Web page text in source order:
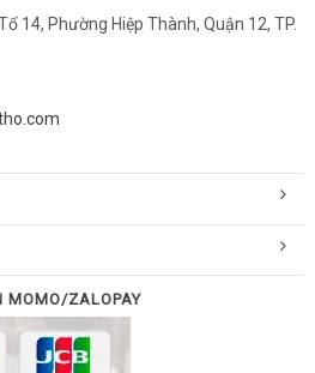
14, Phường Hiệp Thành, Quận 12, TP.
MOMO/ZALOPAY